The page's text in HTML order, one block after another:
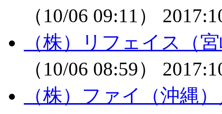
（10/06 09:11）
（株）リフェイス（
（10/06 08:59）
（株）ファイ（沖縄